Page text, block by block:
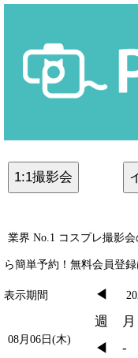
1:1撮影会
業界 No.1 コスプレ撮影
ら簡単予約！無料会員登録
表示期間
08月06日(木)
◀︎
週
◀︎
月
-